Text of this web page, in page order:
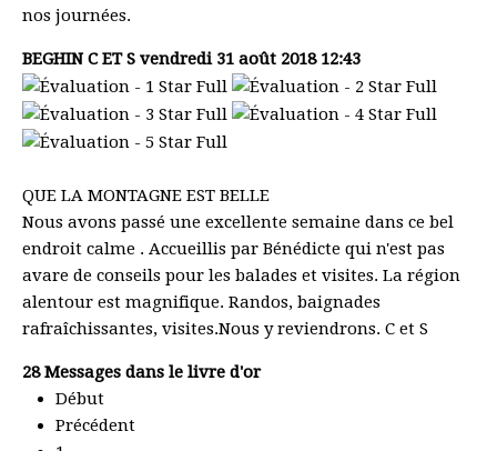
nos journées.
BEGHIN C ET S vendredi 31 août 2018 12:43
QUE LA MONTAGNE EST BELLE
Nous avons passé une excellente semaine dans ce bel
endroit calme . Accueillis par Bénédicte qui n'est pas
avare de conseils pour les balades et visites. La région
alentour est magnifique. Randos, baignades
rafraîchissantes, visites.Nous y reviendrons. C et S
28 Messages dans le livre d'or
Début
Précédent